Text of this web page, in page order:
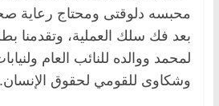
محبسه دلوقتى ومحتاج رعاية
بعد فك سلك العملية، وتقدمنا
لمحمد ووالده للنائب العام
وشكاوى للقومي لحقوق الإنسان.